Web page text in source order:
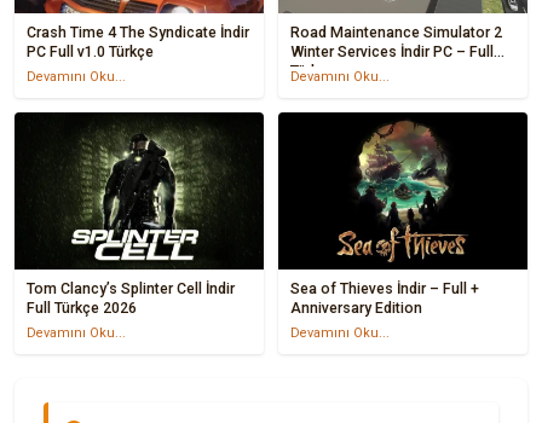
Crash Time 4 The Syndicate İndir
PC Full v1.0 Türkçe
Devamını Oku...
Road Maintenance Simulator 2
Winter Services İndir PC – Full
Türkçe
Devamını Oku...
Tom Clancy’s Splinter Cell İndir
Full Türkçe 2026
Devamını Oku...
Sea of Thieves İndir – Full +
Anniversary Edition
Devamını Oku...